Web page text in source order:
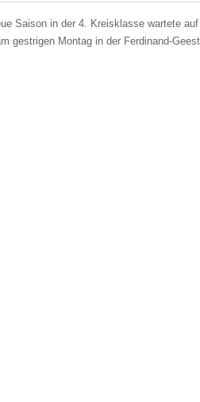
Saison in der 4. Kreisklasse wartete
gestrigen Montag in der Ferdinand-